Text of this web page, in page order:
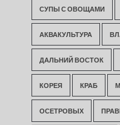
СУПЫ С ОВОЩАМИ
АКВАКУЛЬТУРА
ДАЛЬНИЙ ВОСТОК
КОРЕЯ КРАБ
ОСЕТРОВЫХ